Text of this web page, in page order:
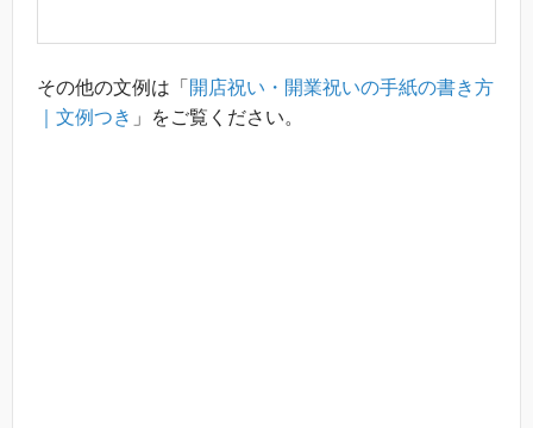
その他の文例は「 開店祝い・開業祝いの手紙の書き方
｜文例つき 」をご覧ください。